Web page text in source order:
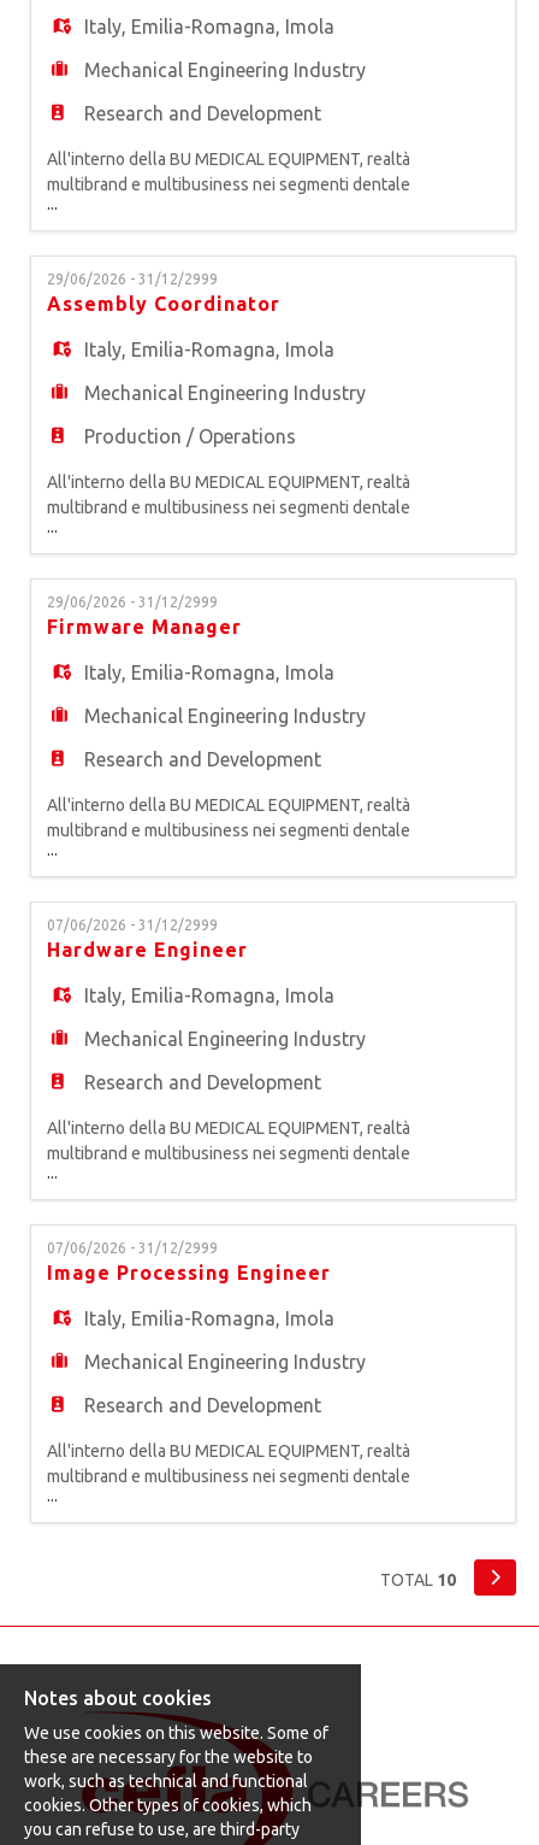
Italy, Emilia-Romagna, Imola
Mechanical Engineering Industry
Research and Development
All'interno della BU MEDICAL EQUIPMENT, realtà
multibrand e multibusiness nei segmenti dentale
e medicale, primo produttore europeo di
attrezzature odontoiatriche, siamo alla ricerca di
un* MECHANICAL ENGINEER da inserire in
Tirocinio Extracurriculare. Inserito all'interno del
team di Ricerca e Sviluppo (R&D) e in costante
...
29/06/2026 - 31/12/2999
Assembly Coordinator
Italy, Emilia-Romagna, Imola
Mechanical Engineering Industry
Production / Operations
All'interno della BU MEDICAL EQUIPMENT, realtà
multibrand e multibusiness nei segmenti dentale
e medicale, primo produttore europeo di
attrezzature odontoiatriche, siamo alla ricerca di
un* Assembly Coordinator. La risorsa ha la
responsabilità di coordinare le attività produttive
del reparto assegnato, garantendo il rispetto dei
...
29/06/2026 - 31/12/2999
Firmware Manager
Italy, Emilia-Romagna, Imola
Mechanical Engineering Industry
Research and Development
All'interno della BU MEDICAL EQUIPMENT, realtà
multibrand e multibusiness nei segmenti dentale
e medicale, primo produttore europeo di
attrezzature odontoiatriche, siamo alla ricerca di
un* FIRMWARE MANAGER. Riportando all'R&D
Manager, la risorsa sarà responsabile della qualità
della progettazione nel rispetto dei target ricevuti
...
07/06/2026 - 31/12/2999
Hardware Engineer
Italy, Emilia-Romagna, Imola
Mechanical Engineering Industry
Research and Development
All'interno della BU MEDICAL EQUIPMENT, realtà
multibrand e multibusiness nei segmenti dentale
e medicale, primo produttore europeo di
attrezzature odontoiatriche, siamo alla ricerca di
un* HARDWARE ENGINEER. La risorsa, a diretto
riporto del Responsabile Hardware, lavorerà
all'interno di un team multifunzionale impegnato a
...
07/06/2026 - 31/12/2999
Image Processing Engineer
Italy, Emilia-Romagna, Imola
Mechanical Engineering Industry
Research and Development
All'interno della BU MEDICAL EQUIPMENT, realtà
multibrand e multibusiness nei segmenti dentale
e medicale, primo produttore europeo di
attrezzature odontoiatriche, siamo alla ricerca di
occuperà dello sviluppare e della progettazione
processamento di i
...
TOTAL 10
Notes about cookies
We use cookies on this website. Some of
these are necessary for the website to
work, such as technical and functional
cookies. Other types of cookies, which
you can refuse to use, are third-party